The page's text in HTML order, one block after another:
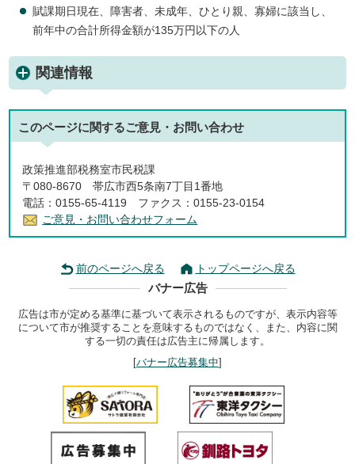
賦課期日現在、障害者、未成年、ひとり親、寡婦に該当し、
前年中の合計所得金額が135万円以下の人
関連情報
このページに関するご意見・お問い合わせ
政策推進部税務室市民税課
〒080-8670 帯広市西5条南7丁目1番地
電話：0155-65-4119 ファクス：0155-23-0154
ご意見・お問い合わせフォーム
前のページへ戻る トップページへ戻る
バナー広告
広告は市が定める基準に基づいて表示されるものですが、表示内容等
について市が推奨することを意味するものではなく、また、内容に関
する一切の責任は広告主に帰属します。
[バナー広告募集中]